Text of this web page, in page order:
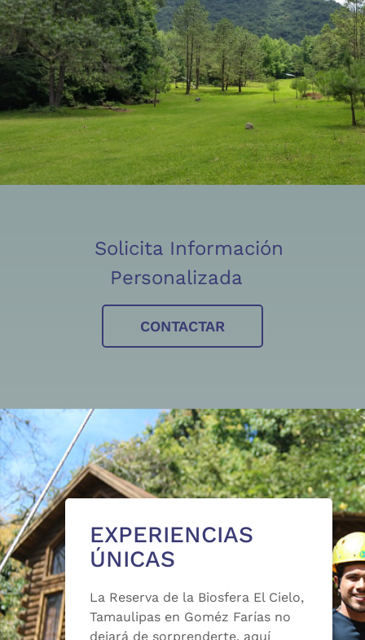
Solicita Información
Personalizada
CONTACTAR
EXPERIENCIAS
ÚNICAS
La Reserva de la Biosfera El Cielo,
Tamaulipas en Goméz Farías no
dejará de sorprenderte, aquí